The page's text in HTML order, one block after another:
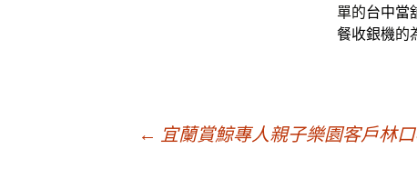
單的台中當
餐收銀機的
← 宜蘭賞鯨專人親子樂園客戶林